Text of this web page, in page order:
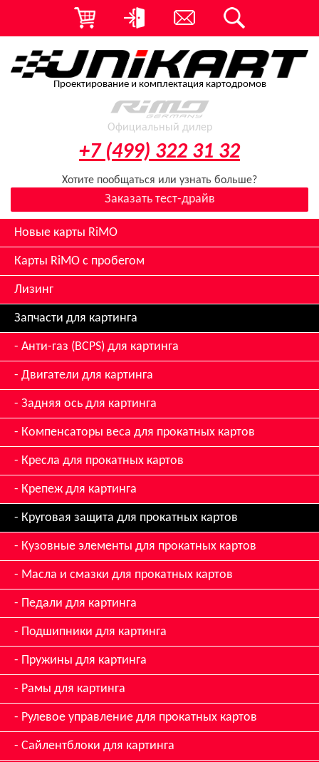
Проектирование и комплектация картодромов
Официальный дилер
+7 (499) 322 31 32
Хотите пообщаться или узнать больше?
Заказать тест-драйв
Новые карты RiMO
Карты RiMO с пробегом
Лизинг
Запчасти для картинга
Анти-газ (BCPS) для картинга
Двигатели для картинга
Задняя ось для картинга
Компенсаторы веса для прокатных картов
Кресла для прокатных картов
Крепеж для картинга
Круговая защита для прокатных картов
Кузовные элементы для прокатных картов
Масла и смазки для прокатных картов
Педали для картинга
Подшипники для картинга
Пружины для картинга
Рамы для картинга
Рулевое управление для прокатных картов
Сайлентблоки для картинга